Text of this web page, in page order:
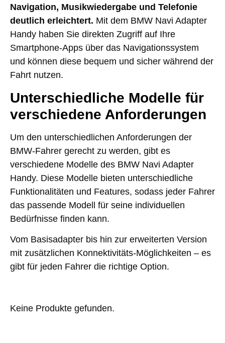
Navigation, Musikwiedergabe und Telefonie
deutlich erleichtert. Mit dem BMW Navi Adapter
Handy haben Sie direkten Zugriff auf Ihre
Smartphone-Apps über das Navigationssystem
und können diese bequem und sicher während der
Fahrt nutzen.
Unterschiedliche Modelle für
verschiedene Anforderungen
Um den unterschiedlichen Anforderungen der
BMW-Fahrer gerecht zu werden, gibt es
verschiedene Modelle des BMW Navi Adapter
Handy. Diese Modelle bieten unterschiedliche
Funktionalitäten und Features, sodass jeder Fahrer
das passende Modell für seine individuellen
Bedürfnisse finden kann.
Vom Basisadapter bis hin zur erweiterten Version
mit zusätzlichen Konnektivitäts-Möglichkeiten – es
gibt für jeden Fahrer die richtige Option.
Keine Produkte gefunden.